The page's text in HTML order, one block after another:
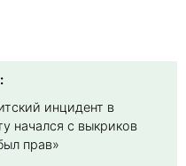
инцидент в
начался с выкриков
прав»